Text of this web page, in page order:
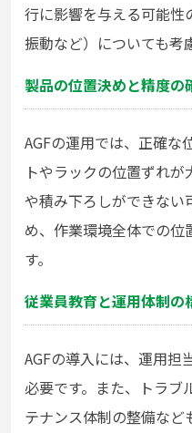
行に影響を与える可能性
振動など）についても考
製品の位置決めと精度の
AGFの運用では、正確な
トやラックの位置ずれ
や積み下ろしができない
め、作業環境全体での位
す。
従業員教育と運用体制の
AGFの導入には、運用担
必要です。また、トラブ
テナンス体制の整備など